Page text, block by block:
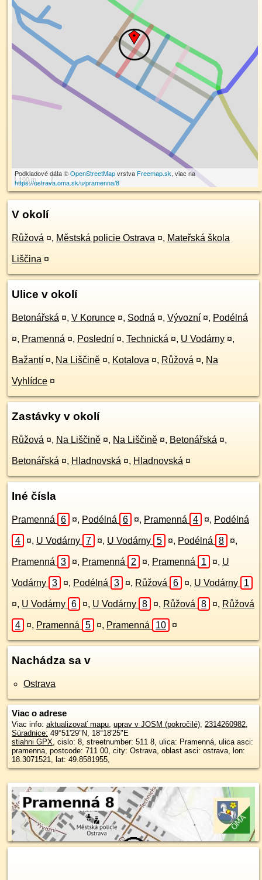
100 m
Podkladové dáta ©OpenStreetMapvrstva Freemap.sk, viac na
https://ostrava.oma.sk/u/pramenna/8
V okolí
Růžová ¤, Městská policie Ostrava ¤, Mateřská škola
Liščina ¤
Ulice v okolí
Betonářská ¤, V Korunce ¤, Sodná ¤, Vývozní ¤, Podélná
¤, Pramenná ¤, Poslední ¤, Technická ¤, U Vodárny ¤,
Bažantí ¤, Na Liščině ¤, Kotalova ¤, Růžová ¤, Na
Vyhlídce ¤
Zastávky v okolí
Růžová ¤, Na Liščině ¤, Na Liščině ¤, Betonářská ¤,
Betonářská ¤, Hladnovská ¤, Hladnovská ¤
Iné čísla
Pramenná 6 ¤, Podélná 6 ¤, Pramenná 4 ¤, Podélná
4 ¤, U Vodárny 7 ¤, U Vodárny 5 ¤, Podélná 8 ¤,
Pramenná 3 ¤, Pramenná 2 ¤, Pramenná 1 ¤, U
Vodárny 3 ¤, Podélná 3 ¤, Růžová 6 ¤, U Vodárny 1
¤, U Vodárny 6 ¤, U Vodárny 8 ¤, Růžová 8 ¤, Růžová
4 ¤, Pramenná 5 ¤, Pramenná 10 ¤
Nachádza sa v
Ostrava
Viac o adrese
Viac info: aktualizovať mapu, uprav v JOSM (pokročilé), 2314260982,
Súradnice: 49°51'29"N, 18°18'25"E
stiahni GPX, cislo: 8, streetnumber: 511 8, ulica: Pramenná, ulica asci:
pramenna, postcode: 711 00, city: Ostrava, oblast asci: ostrava, lon:
18.3071521, lat: 49.8581955,